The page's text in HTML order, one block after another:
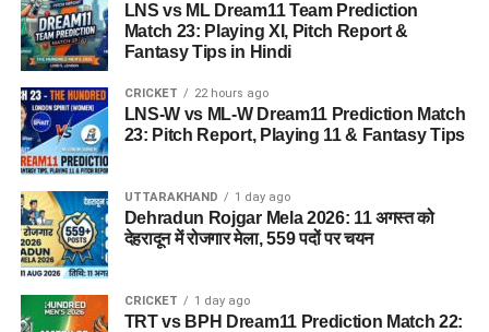
LNS vs ML Dream11 Team Prediction
Match 23: Playing XI, Pitch Report &
Fantasy Tips in Hindi
CRICKET 22 hours ago
LNS-W vs ML-W Dream11 Prediction Match
23: Pitch Report, Playing 11 & Fantasy Tips
UTTARAKHAND 1 day ago
Dehradun Rojgar Mela 2026: 11 अगस्त को
देहरादून में रोजगार मेला, 559 पदों पर चयन
CRICKET 1 day ago
TRT vs BPH Dream11 Prediction Match 22: